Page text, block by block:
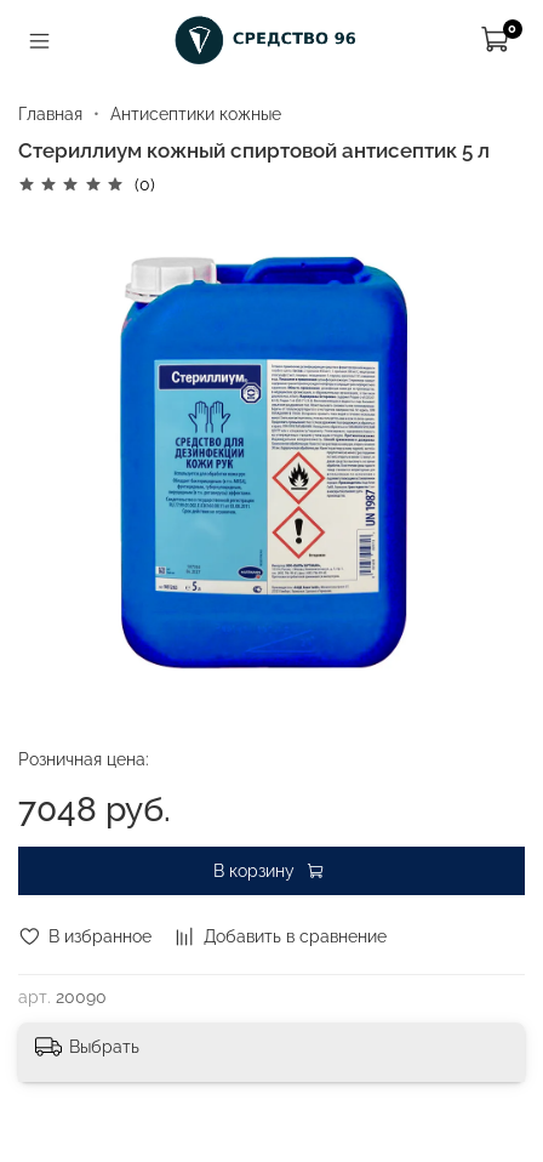
0
Главная Антисептики кожные
Стериллиум кожный спиртовой антисептик 5 л
(0)
В избранное Добавить в сравнение
арт. 20090
Розничная цена:
7048 руб.
В корзину
Выбрать